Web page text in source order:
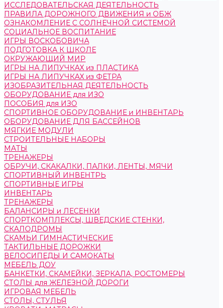
ИССЛЕДОВАТЕЛЬСКАЯ ДЕЯТЕЛЬНОСТЬ
ПРАВИЛА ДОРОЖНОГО ДВИЖЕНИЯ и ОБЖ
ОЗНАКОМЛЕНИЕ С СОЛНЕЧНОЙ СИСТЕМОЙ
СОЦИАЛЬНОЕ ВОСПИТАНИЕ
ИГРЫ ВОСКОБОВИЧА
ПОДГОТОВКА К ШКОЛЕ
ОКРУЖАЮЩИЙ МИР
ИГРЫ НА ЛИПУЧКАХ из ПЛАСТИКА
ИГРЫ НА ЛИПУЧКАХ из ФЕТРА
ИЗОБРАЗИТЕЛЬНАЯ ДЕЯТЕЛЬНОСТЬ
ОБОРУДОВАНИЕ для ИЗО
ПОСОБИЯ для ИЗО
СПОРТИВНОЕ ОБОРУДОВАНИЕ и ИНВЕНТАРЬ
ОБОРУДОВАНИЕ ДЛЯ БАССЕЙНОВ
МЯГКИЕ МОДУЛИ
СТРОИТЕЛЬНЫЕ НАБОРЫ
МАТЫ
ТРЕНАЖЕРЫ
ОБРУЧИ, СКАКАЛКИ, ПАЛКИ, ЛЕНТЫ, МЯЧИ
СПОРТИВНЫЙ ИНВЕНТРЬ
СПОРТИВНЫЕ ИГРЫ
ИНВЕНТАРЬ
ТРЕНАЖЕРЫ
БАЛАНСИРЫ и ЛЕСЕНКИ
СПОРТКОМПЛЕКСЫ, ШВЕДСКИЕ СТЕНКИ,
СКАЛОДРОМЫ
СКАМЬИ ГИМНАСТИЧЕСКИЕ
ТАКТИЛЬНЫЕ ДОРОЖКИ
ВЕЛОСИПЕДЫ И САМОКАТЫ
МЕБЕЛЬ ДОУ
БАНКЕТКИ, СКАМЕЙКИ, ЗЕРКАЛА, РОСТОМЕРЫ
СТОЛЫ для ЖЕЛЕЗНОЙ ДОРОГИ
ИГРОВАЯ МЕБЕЛЬ
СТОЛЫ, СТУЛЬЯ